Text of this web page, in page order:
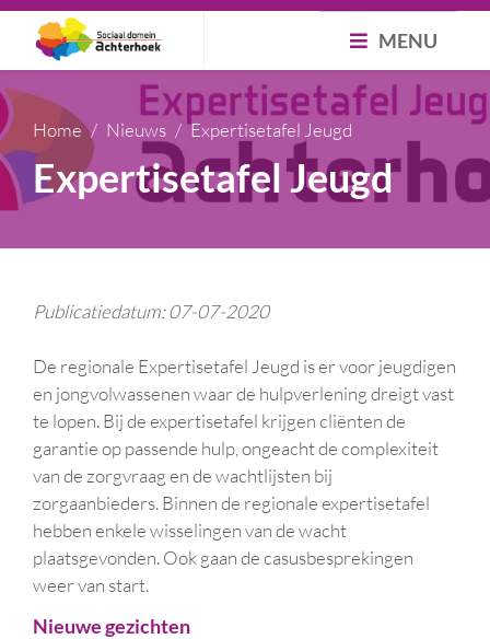
MENU
Home Nieuws Expertisetafel Jeugd
Expertisetafel Jeugd
Publicatiedatum: 07-07-2020
De regionale Expertisetafel Jeugd is er voor jeugdigen
en jongvolwassenen waar de hulpverlening dreigt vast
te lopen. Bij de expertisetafel krijgen cliënten de
garantie op passende hulp, ongeacht de complexiteit
van de zorgvraag en de wachtlijsten bij
zorgaanbieders. Binnen de regionale expertisetafel
hebben enkele wisselingen van de wacht
plaatsgevonden. Ook gaan de casusbesprekingen
weer van start.
Nieuwe gezichten